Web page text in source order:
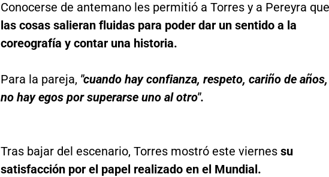
Conocerse de antemano les permitió a Torres y a Pereyra que
las cosas salieran fluidas para poder dar un sentido a la
coreografía y contar una historia.
Para la pareja, "cuando hay confianza, respeto, cariño de años,
no hay egos por superarse uno al otro".
Tras bajar del escenario, Torres mostró este viernessu
satisfacción por el papel realizado en el Mundial.